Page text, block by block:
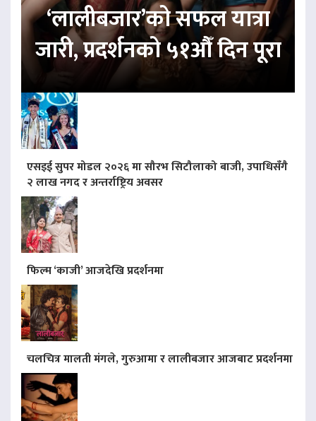
‘लालीबजार’को सफल यात्रा
जारी, प्रदर्शनको ५१औँ दिन पूरा
एसइई सुपर मोडल २०२६ मा सौरभ सिटौलाको बाजी, उपाधिसँगै
२ लाख नगद र अन्तर्राष्ट्रिय अवसर
फिल्म ‘काजी’ आजदेखि प्रदर्शनमा
चलचित्र मालती मंगले, गुरुआमा र लालीबजार आजबाट प्रदर्शनमा